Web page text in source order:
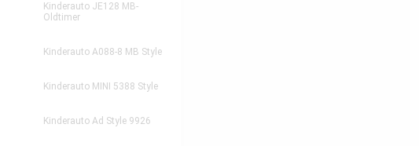
Kinderauto JE128 MB-
Oldtimer
Kinderauto A088-8 MB Style
Kinderauto MINI 5388 Style
Kinderauto Ad Style 9926